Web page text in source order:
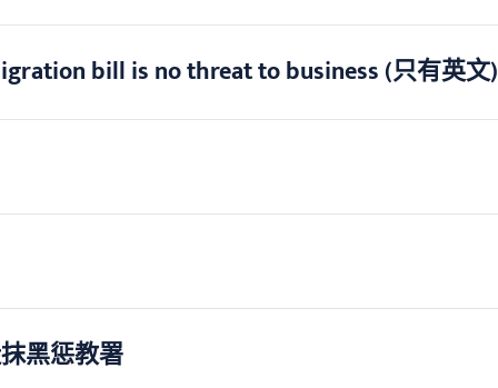
bill is no threat to business (只有英文)
黑惩教署